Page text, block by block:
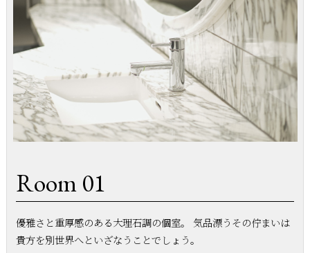
Room 01
優雅さと重厚感のある大理石調の個室。 気品漂うその佇まいは
貴方を別世界へといざなうことでしょう。